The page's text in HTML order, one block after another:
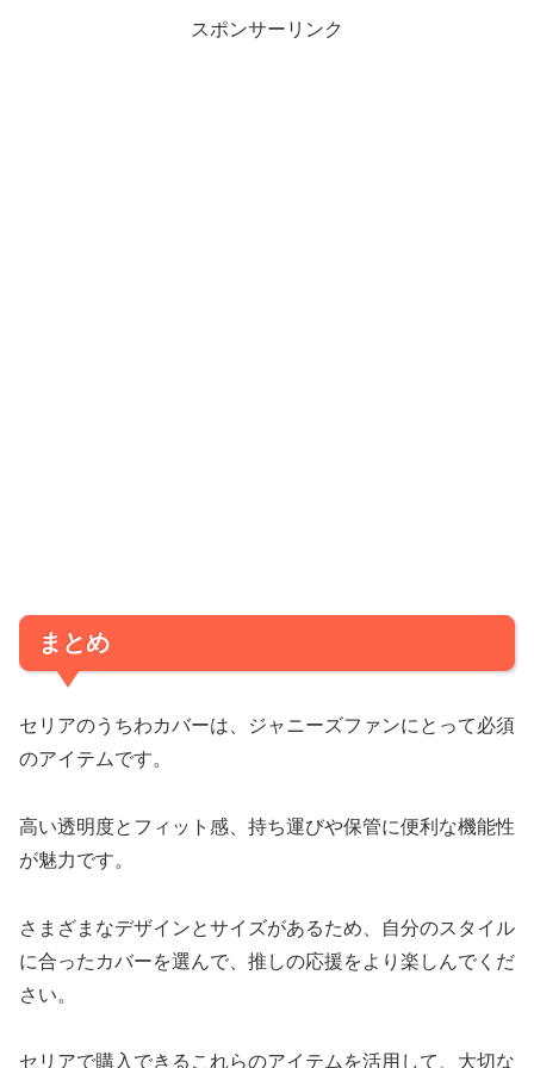
スポンサーリンク
まとめ
セリアのうちわカバーは、ジャニーズファンにとって必須
のアイテムです。
高い透明度とフィット感、持ち運びや保管に便利な機能性
が魅力です。
さまざまなデザインとサイズがあるため、自分のスタイル
に合ったカバーを選んで、推しの応援をより楽しんでくだ
さい。
セリアで購入できるこれらのアイテムを活用して、大切な